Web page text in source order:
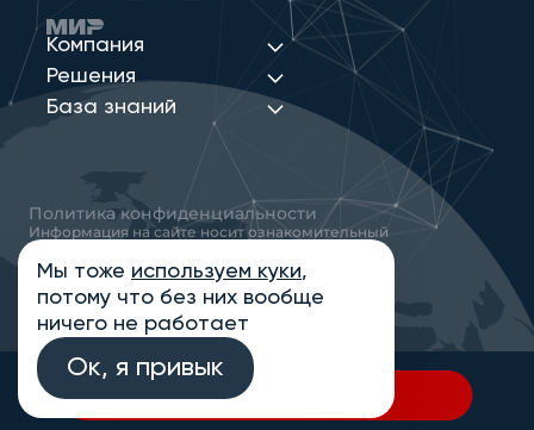
В спецификацию
Компания
Решения
База знаний
Политика конфиденциальности
Информация на сайте носит ознакомительный
характер и не является публичной офертой,
определяемой положениями статьи 437
Гражданского кодекса РФ
© 2013-2026 Новые Сети Интеграция
Мы тоже используем куки,
потому что без них вообще
ничего не работает
Ок, я привык